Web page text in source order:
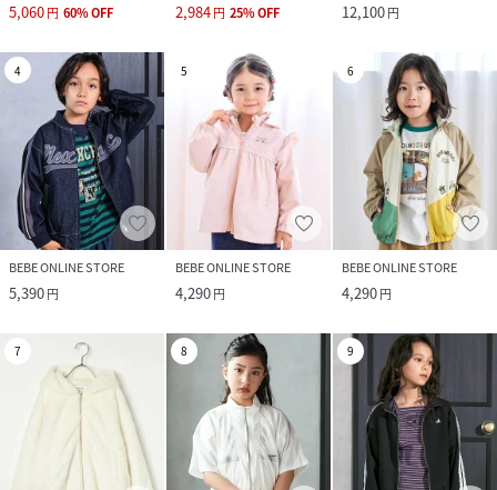
5,060円 60%OFF 2,984円 25%OFF 12,100円
4
BEBE ONLINE STORE
5,390円
5
BEBE ONLINE STORE
4,290円
6
BEBE ONLINE STORE
4,290円
7 8 9